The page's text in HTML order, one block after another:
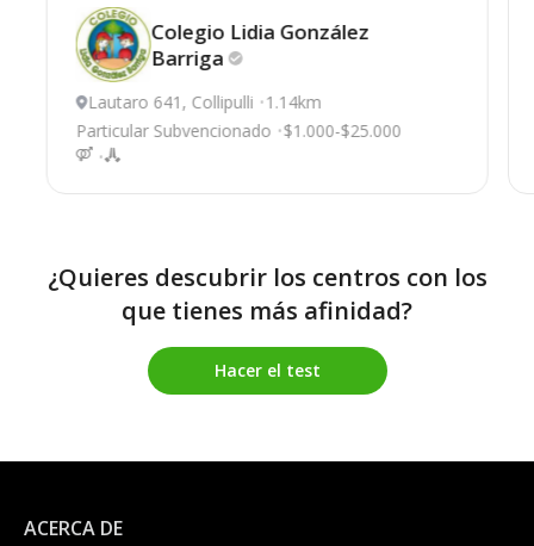
Colegio Lidia González
Barriga
Lautaro 641, Collipulli
1.14km
Particular Subvencionado $1.000-$25.000
¿Quieres descubrir los centros con los
que tienes más afinidad?
Hacer el test
ACERCA DE